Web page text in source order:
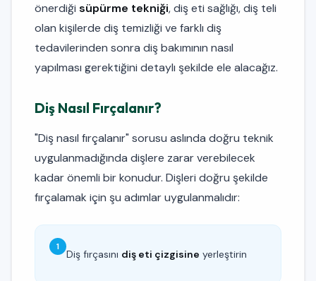
önerdiği süpürme tekniği, diş eti sağlığı, diş teli
olan kişilerde diş temizliği ve farklı diş
tedavilerinden sonra diş bakımının nasıl
yapılması gerektiğini detaylı şekilde ele alacağız.
Diş Nasıl Fırçalanır?
"Diş nasıl fırçalanır" sorusu aslında doğru teknik
uygulanmadığında dişlere zarar verebilecek
kadar önemli bir konudur. Dişleri doğru şekilde
fırçalamak için şu adımlar uygulanmalıdır:
1
Diş fırçasını diş eti çizgisine yerleştirin